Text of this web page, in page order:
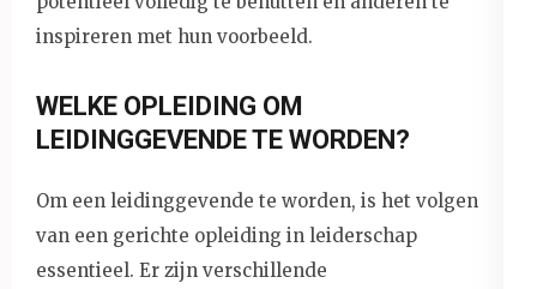
inspireren met hun voorbeeld.
WELKE OPLEIDING OM
LEIDINGGEVENDE TE WORDEN?
Om een leidinggevende te worden, is het volgen
van een gerichte opleiding in leiderschap
essentieel. Er zijn verschillende